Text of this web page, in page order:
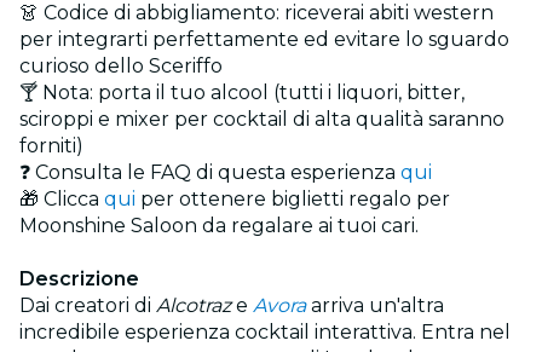
👗 Codice di abbigliamento: riceverai abiti western
per integrarti perfettamente ed evitare lo sguardo
curioso dello Sceriffo
🍸 Nota: porta il tuo alcool (tutti i liquori, bitter,
sciroppi e mixer per cocktail di alta qualità saranno
forniti)
❓ Consulta le FAQ di questa esperienza qui
🎁 Clicca qui per ottenere biglietti regalo per
Moonshine Saloon da regalare ai tuoi cari.
Descrizione
Dai creatori di Alcotraze Avoraarriva un'altra
incredibile esperienza cocktail interattiva. Entra nel